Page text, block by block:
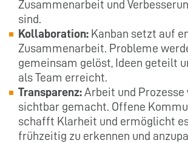
Zusammenarbeit und
sind.
Kollaboration: Kanban setzt auf
Zusammenarbeit. Probleme
gemeinsam gelöst, Ideen geteilt
als Team erreicht.
Transparenz: Arbeit und Prozesse
sichtbar gemacht. Offene
schafft Klarheit und ermöglicht
frühzeitig zu erkennen und